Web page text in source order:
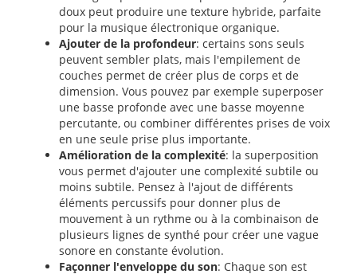
doux peut produire une texture hybride, parfaite
pour la musique électronique organique.
Ajouter de la profondeur: certains sons seuls
peuvent sembler plats, mais l'empilement de
couches permet de créer plus de corps et de
dimension. Vous pouvez par exemple superposer
une basse profonde avec une basse moyenne
percutante, ou combiner différentes prises de voix
en une seule prise plus importante.
Amélioration de la complexité: la superposition
vous permet d'ajouter une complexité subtile ou
moins subtile. Pensez à l'ajout de différents
éléments percussifs pour donner plus de
mouvement à un rythme ou à la combinaison de
plusieurs lignes de synthé pour créer une vague
sonore en constante évolution.
Façonner l'enveloppe du son: Chaque son est